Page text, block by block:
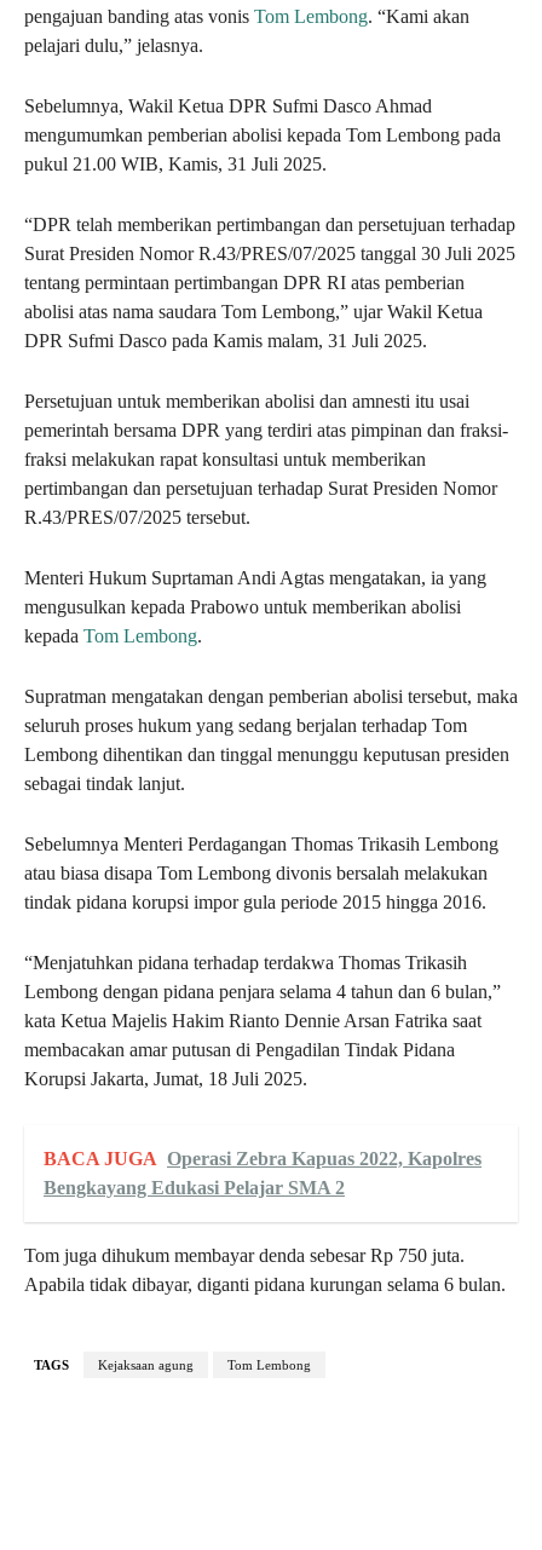
pengajuan banding atas vonis Tom Lembong. “Kami akan
pelajari dulu,” jelasnya.
Sebelumnya, Wakil Ketua DPR Sufmi Dasco Ahmad
mengumumkan pemberian abolisi kepada Tom Lembong pada
pukul 21.00 WIB, Kamis, 31 Juli 2025.
“DPR telah memberikan pertimbangan dan persetujuan terhadap
Surat Presiden Nomor R.43/PRES/07/2025 tanggal 30 Juli 2025
tentang permintaan pertimbangan DPR RI atas pemberian
abolisi atas nama saudara Tom Lembong,” ujar Wakil Ketua
DPR Sufmi Dasco pada Kamis malam, 31 Juli 2025.
Persetujuan untuk memberikan abolisi dan amnesti itu usai
pemerintah bersama DPR yang terdiri atas pimpinan dan fraksi-
fraksi melakukan rapat konsultasi untuk memberikan
pertimbangan dan persetujuan terhadap Surat Presiden Nomor
R.43/PRES/07/2025 tersebut.
Menteri Hukum Suprtaman Andi Agtas mengatakan, ia yang
mengusulkan kepada Prabowo untuk memberikan abolisi
kepada Tom Lembong.
Supratman mengatakan dengan pemberian abolisi tersebut, maka
seluruh proses hukum yang sedang berjalan terhadap Tom
Lembong dihentikan dan tinggal menunggu keputusan presiden
sebagai tindak lanjut.
Sebelumnya Menteri Perdagangan Thomas Trikasih Lembong
atau biasa disapa Tom Lembong divonis bersalah melakukan
tindak pidana korupsi impor gula periode 2015 hingga 2016.
“Menjatuhkan pidana terhadap terdakwa Thomas Trikasih
Lembong dengan pidana penjara selama 4 tahun dan 6 bulan,”
kata Ketua Majelis Hakim Rianto Dennie Arsan Fatrika saat
membacakan amar putusan di Pengadilan Tindak Pidana
Korupsi Jakarta, Jumat, 18 Juli 2025.
BACA JUGA Operasi Zebra Kapuas 2022, Kapolres
Bengkayang Edukasi Pelajar SMA 2
Tom juga dihukum membayar denda sebesar Rp 750 juta.
Apabila tidak dibayar, diganti pidana kurungan selama 6 bulan.
TAGS Kejaksaan agung Tom Lembong